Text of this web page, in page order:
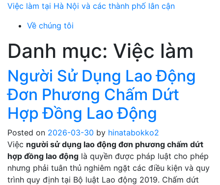
Skip
content
Việc làm tại Hà Nội và các thành phố lân cận
Về chúng tôi
Danh mục: Việc làm
Người Sử Dụng Lao Động
Đơn Phương Chấm Dứt
Hợp Đồng Lao Động
Posted on 2026-03-30 by hinatabokko2
Việc người sử dụng lao động đơn phương chấm dứt
hợp đồng lao động là quyền được pháp luật cho phép
nhưng phải tuân thủ nghiêm ngặt các điều kiện và quy
trình quy định tại Bộ luật Lao động 2019. Chấm dứt